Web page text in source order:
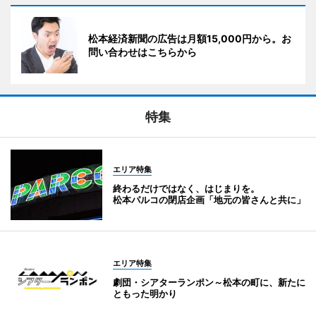
松本経済新聞の広告は月額15,000円から。お
問い合わせはこちらから
特集
エリア特集
終わるだけではなく、はじまりを。
松本パルコの閉店企画「地元の皆さんと共に」
エリア特集
劇団・シアターランポン～松本の町に、新たに
ともった明かり